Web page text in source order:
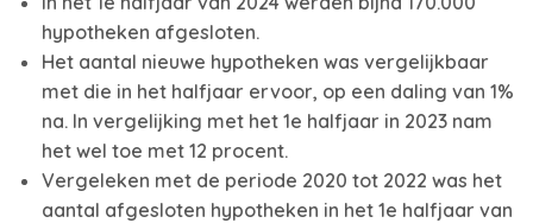
hypotheken afgesloten.
Het aantal nieuwe hypotheken was vergelijkbaar
met die in het halfjaar ervoor, op een daling van 1%
na. In vergelijking met het 1e halfjaar in 2023 nam
het wel toe met 12 procent.
Vergeleken met de periode 2020 tot 2022 was het
aantal afgesloten hypotheken in het 1e halfjaar van